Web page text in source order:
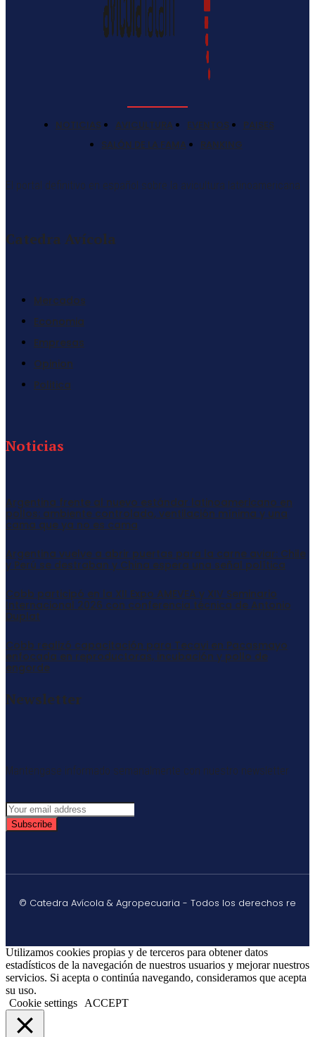
NOTICIAS AVICULTURA EVENTOS
PAISES
SALÓN DE LA FAMA
RANKING
El portal definitivo en español sobre la avicultura latinoamericana
Catedra Avícola
Mercados
Economia
Empresas
Opinion
Politica
Noticias
Argentina frente al nuevo estándar latinoamericano en
pollos: ambiente controlado, ventilación mínima y una
cama que ya no es cama
Argentina vuelve a abrir puertas para la carne aviar: Chile
y Perú se destraban y China espera una señal política
Cobb participó en la XII Expo AMEVEA y XIV Seminario
Internacional 2026 con conferencia técnica de Antonio
Duplat
Cobb realizó capacitación para Tecavi en Pacasmayo
enfocada en reproductoras, incubación y pollo de
engorde
Newsletter
Mantengase informado semanalmente con nuestro newsletter
Subscribe
© Catedra Avícola & Agropecuaria - Todos los derechos re
Utilizamos cookies propias y de terceros para obtener datos
estadísticos de la navegación de nuestros usuarios y mejorar nuestros
servicios. Si acepta o continúa navegando, consideramos que acepta
su uso.
Cookie settings
ACCEPT